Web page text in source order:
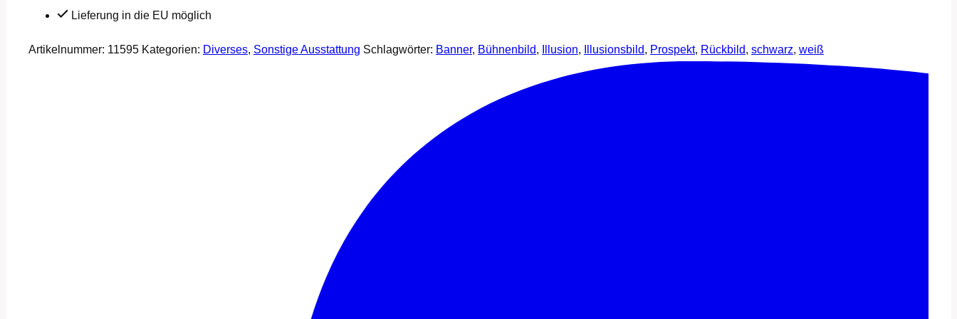
Lieferung in die EU möglich
Artikelnummer: 11595 Kategorien: Diverses, Sonstige Ausstattung Schlagwörter: Banner, Bühnenbild, Illusion, Illusionsbild, Prospekt, Rückbild, schwarz, weiß